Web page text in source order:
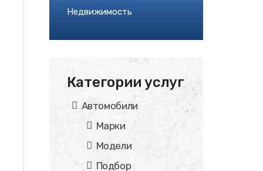
Недвижимость
Категории услуг
Автомобили
Марки
Модели
Подбор